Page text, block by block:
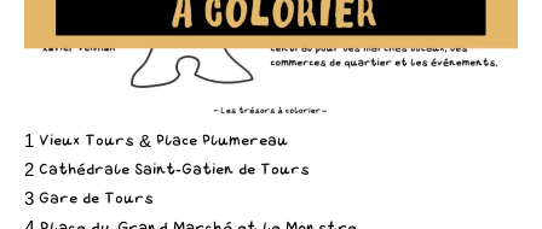
1 Vieux Tours & Place Plumereau
2 Cathédrale Saint-Gatien de Tours
3 Gare de Tours